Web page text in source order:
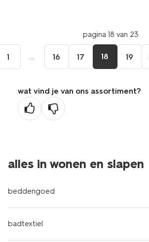
pagina 18 van 23
1 ... 16 17 18 19
wat vind je van ons assortiment?
alles in wonen en slapen
beddengoed
badtextiel